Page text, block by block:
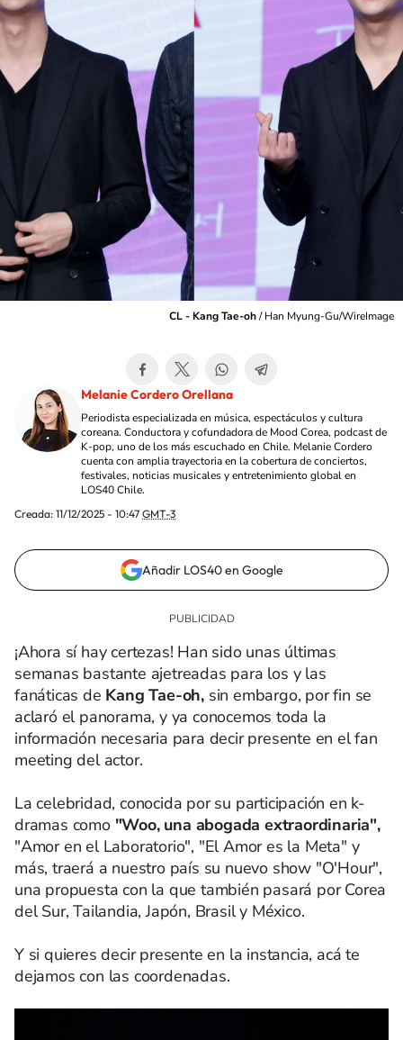
CL - Kang Tae-oh/Han Myung-Gu/WireImage
Melanie Cordero Orellana
Periodista especializada en música, espectáculos y cultura
coreana. Conductora y cofundadora de Mood Corea, podcast de
K-pop, uno de los más escuchado en Chile. Melanie Cordero
cuenta con amplia trayectoria en la cobertura de conciertos,
festivales, noticias musicales y entretenimiento global en
LOS40 Chile.
Creada: 11/12/2025 - 10:47 GMT-3
Añadir LOS40 en Google
¡Ahora sí hay certezas! Han sido unas últimas
semanas bastante ajetreadas para los y las
fanáticas de Kang Tae-oh, sin embargo, por fin se
aclaró el panorama, y ya conocemos toda la
información necesaria para decir presente en el fan
meeting del actor.
La celebridad, conocida por su participación en k-
dramas como "Woo, una abogada extraordinaria",
"Amor en el Laboratorio", "El Amor es la Meta" y
más, traerá a nuestro país su nuevo show "O'Hour",
una propuesta con la que también pasará por Corea
del Sur, Tailandia, Japón, Brasil y México.
Y si quieres decir presente en la instancia, acá te
dejamos con las coordenadas.